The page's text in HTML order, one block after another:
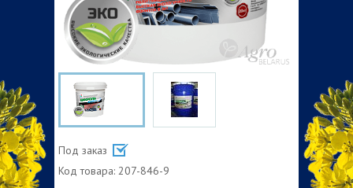
Под заказ
Код товара: 207-846-9